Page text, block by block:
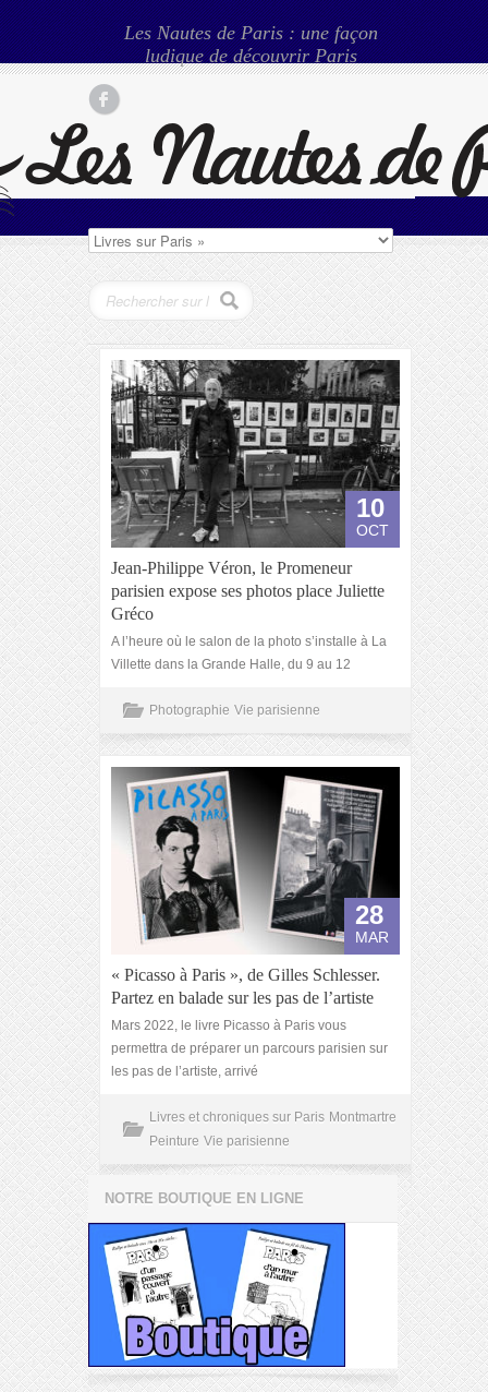
Les Nautes de Paris : une façon
ludique de découvrir Paris
10
OCT
Jean-Philippe Véron, le Promeneur
parisien expose ses photos place Juliette
Gréco
A l’heure où le salon de la photo s’installe à La
Villette dans la Grande Halle, du 9 au 12
Photographie Vie parisienne
28
MAR
« Picasso à Paris », de Gilles Schlesser.
Partez en balade sur les pas de l’artiste
Mars 2022, le livre Picasso à Paris vous
permettra de préparer un parcours parisien sur
les pas de l’artiste, arrivé
Livres et chroniques sur Paris Montmartre
Peinture Vie parisienne
NOTRE BOUTIQUE EN LIGNE